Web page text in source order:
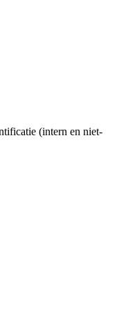
(intern en niet-